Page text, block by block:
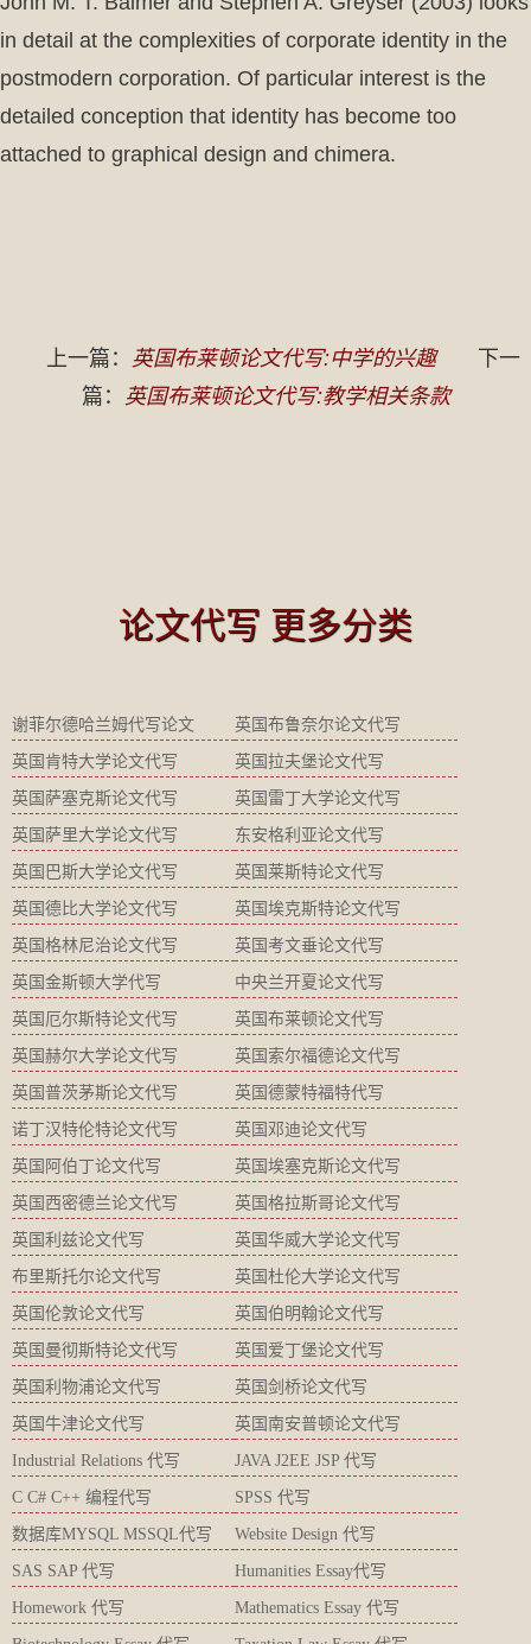
in detail at the complexities of corporate identity in the
postmodern corporation. Of particular interest is the
detailed conception that identity has become too
attached to graphical design and chimera.
上一篇： 英国布莱顿论文代写:中学的兴趣
下一
篇：
英国布莱顿论文代写:教学相关条款
论文代写 更多分类
谢菲尔德哈兰姆代写论文 英国布鲁奈尔论文代写
英国肯特大学论文代写 英国拉夫堡论文代写
英国萨塞克斯论文代写 英国雷丁大学论文代写
英国萨里大学论文代写 东安格利亚论文代写
英国巴斯大学论文代写 英国莱斯特论文代写
英国德比大学论文代写 英国埃克斯特论文代写
英国格林尼治论文代写 英国考文垂论文代写
英国金斯顿大学代写 中央兰开夏论文代写
英国厄尔斯特论文代写 英国布莱顿论文代写
英国赫尔大学论文代写 英国索尔福德论文代写
英国普茨茅斯论文代写 英国德蒙特福特代写
诺丁汉特伦特论文代写 英国邓迪论文代写
英国阿伯丁论文代写 英国埃塞克斯论文代写
英国西密德兰论文代写 英国格拉斯哥论文代写
英国利兹论文代写 英国华威大学论文代写
布里斯托尔论文代写 英国杜伦大学论文代写
英国伦敦论文代写 英国伯明翰论文代写
英国曼彻斯特论文代写 英国爱丁堡论文代写
英国利物浦论文代写 英国剑桥论文代写
英国牛津论文代写 英国南安普顿论文代写
Industrial Relations 代写 JAVA J2EE JSP 代写
C C# C++ 编程代写 SPSS 代写
数据库MYSQL MSSQL代写 Website Design 代写
SAS SAP 代写 Humanities Essay代写
Homework 代写 Mathematics Essay 代写